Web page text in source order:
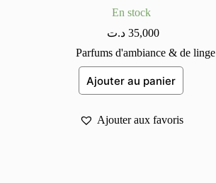
En stock
35,000 د.ت
Parfums d'ambiance & de linge
Ajouter au panier
Ajouter aux favoris